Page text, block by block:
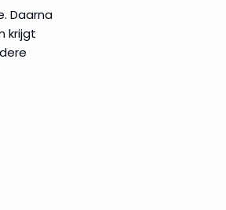
Daarna
krijgt